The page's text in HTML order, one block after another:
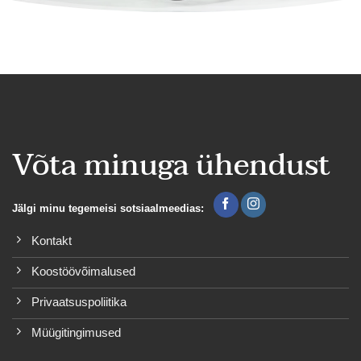
Võta minuga ühendust
Jälgi minu tegemeisi sotsiaalmeedias:
Kontakt
Koostöövõimalused
Privaatsuspoliitika
Müügitingimused